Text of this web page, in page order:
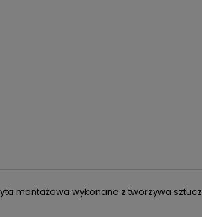
montażowa wykonana z tworzywa